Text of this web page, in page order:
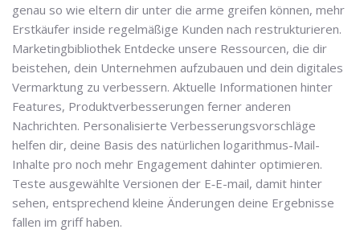
genau so wie eltern dir unter die arme greifen können, mehr
Erstkäufer inside regelmäßige Kunden nach restrukturieren.
Marketingbibliothek Entdecke unsere Ressourcen, die dir
beistehen, dein Unternehmen aufzubauen und dein digitales
Vermarktung zu verbessern. Aktuelle Informationen hinter
Features, Produktverbesserungen ferner anderen
Nachrichten. Personalisierte Verbesserungsvorschläge
helfen dir, deine Basis des natürlichen logarithmus-Mail-
Inhalte pro noch mehr Engagement dahinter optimieren.
Teste ausgewählte Versionen der E‑E-mail, damit hinter
sehen, entsprechend kleine Änderungen deine Ergebnisse
fallen im griff haben.